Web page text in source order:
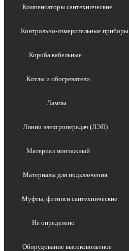
Компенсаторы сантехнические
Контрольно-измерительные приборы
Короба кабельные
Котлы и обогреватели
Лампы
Линии электропередач (ЛЭП)
Материал монтажный
Материалы для подключения
Муфты, фитинги сантехнические
Не определено
Оборудование высоковольтное